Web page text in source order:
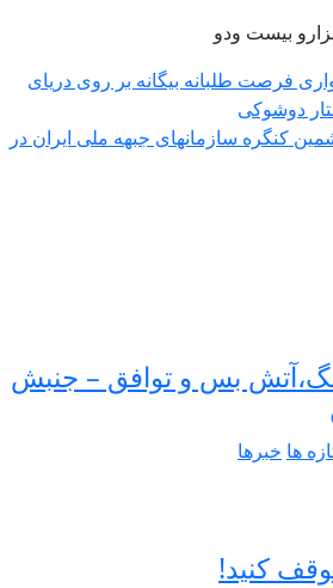
بیست ودو
فرصت طلبانه بیگانه بر روی دریای
دوشوکی
کنگره سازمانهای جبهه ملی ایران در
بس و توافق – جنبش
ها خبرها
کنید!